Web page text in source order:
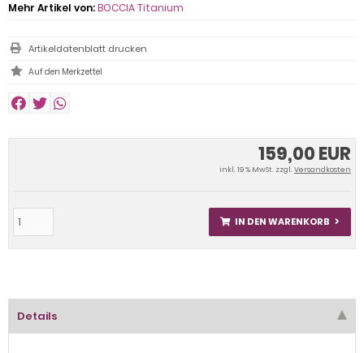
159,00 EUR
inkl. 19 % MwSt. zzgl.Versandkosten
IN DEN WARENKORB
Mehr Artikel von:BOCCIA Titanium
Artikeldatenblatt drucken
Details